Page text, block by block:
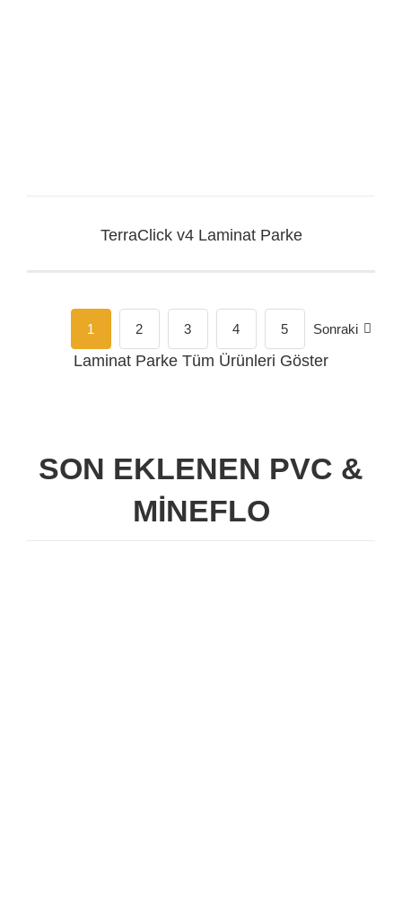
TerraClick v4 Laminat Parke
1 2 3 4 5 Sonraki
Laminat Parke Tüm Ürünleri Göster
SON EKLENEN PVC &
MİNEFLO